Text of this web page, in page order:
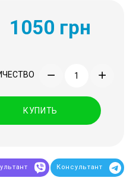
1050 грн
КУПИТЬ
Консультант